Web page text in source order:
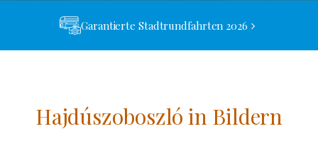
Garantierte Stadtrundfahrten 2026
Hajdúszoboszló in Bildern